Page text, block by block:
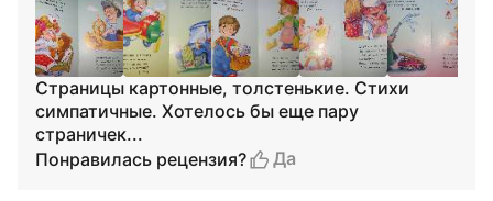
Страницы картонные, толстенькие. Стихи
симпатичные. Хотелось бы еще пару
страничек...
Понравилась рецензия?
Да